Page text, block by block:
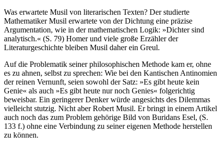
Was erwartete Musil von literarischen Texten? Der studierte
Mathematiker Musil erwartete von der Dichtung eine präzise
Argumentation, wie in der mathematischen Logik: »Dichter sind
analytisch.« (S. 79) Homer und viele große Erzähler der
Literaturgeschichte bleiben Musil daher ein Greul.
Auf die Problematik seiner philosophischen Methode kam er, ohne
es zu ahnen, selbst zu sprechen: Wie bei den Kantischen Antinomien
der reinen Vernunft, seien sowohl der Satz: »Es gibt heute kein
Genie« als auch »Es gibt heute nur noch Genies« folgerichtig
beweisbar. Ein geringerer Denker würde angesichts des Dilemmas
vielleicht stutzig. Nicht aber Robert Musil. Er bringt in einem Artikel
auch noch das zum Problem gehörige Bild von Buridans Esel, (S.
133 f.) ohne eine Verbindung zu seiner eigenen Methode herstellen
zu können.